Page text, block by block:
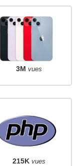
3M vues
215K vues